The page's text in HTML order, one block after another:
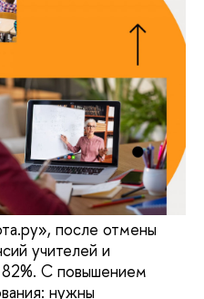
после отмены
учителей и
82%. С повышением
нужны